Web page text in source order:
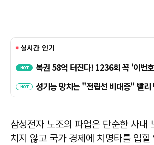
삼성전자 노조의 파업은 단순한 사내
치지 않고 국가 경제에 치명타를 입